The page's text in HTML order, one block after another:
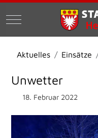
Mobile Menu Toggle
Aktuelles Einsätze
Unwetter
18. Februar 2022